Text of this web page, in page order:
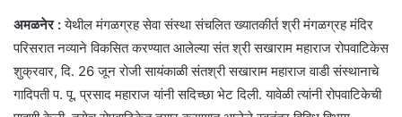
अमळनेर :येथील मंगळग्रह सेवा संस्था संचलित ख्यातकीर्त श्री मंगळग्रह मंदिर
परिसरात नव्याने विकसित करण्यात आलेल्या संत श्री सखाराम महाराज रोपवाटिकेस
शुक्रवार, दि. 26 जून रोजी सायंकाळी संतश्री सखाराम महाराज वाडी संस्थानाचे
गादिपती प. पू. प्रसाद महाराज यांनी सदिच्छा भेट दिली. यावेळी त्यांनी रोपवाटिकेची